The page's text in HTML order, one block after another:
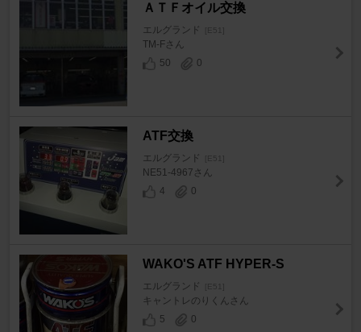
ＡＴＦオイル交換
エルグランド [E51]
TM-Fさん
50
0
ATF交換
エルグランド [E51]
NE51-4967さん
4
0
WAKO'S ATF HYPER-S
エルグランド [E51]
キャントレのりくんさん
5
0